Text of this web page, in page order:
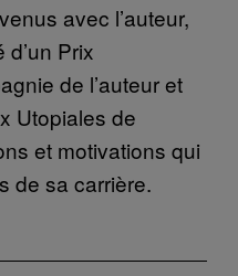
avec l’auteur,
Prix
de l’auteur et
Utopiales de
et motivations qui
de sa carrière.